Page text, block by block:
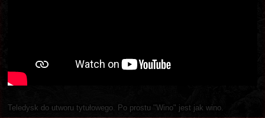
Teledysk do utworu tytułowego. Po prostu "Wino" jest jak wino.